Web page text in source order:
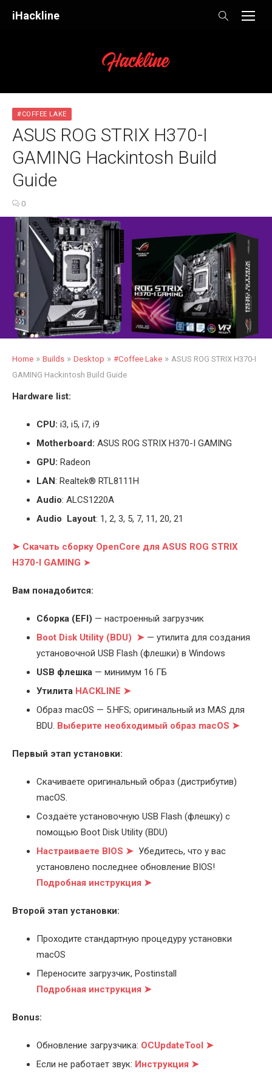
iHackline
#COFFEE LAKE
ASUS ROG STRIX H370-I
GAMING Hackintosh Build
Guide
0
Home » Builds » Desktop » #Coffee Lake » ASUS ROG STRIX H370-I
GAMING Hackintosh Build Guide
Hardware list:
CPU: i3, i5, i7, i9
Motherboard: ASUS ROG STRIX H370-I GAMING
GPU: Radeon
LAN: Realtek® RTL8111H
Audio: ALCS1220A
Audio Layout: 1, 2, 3, 5, 7, 11, 20, 21
➤ Скачать сборку OpenCore для ASUS ROG STRIX
H370-I GAMING ➤
Вам понадобится:
Cборка (EFI) — настроенный загрузчик
Boot Disk Utility (BDU) ➤ — утилита для создания
установочной USB Flash (флешки) в Windows
USB флешка — минимум 16 ГБ
Утилита HACKLINE ➤
Образ macOS — 5.HFS; оригинальный из MAS для
BDU. Выберите необходимый образ macOS ➤
Первый этап установки:
Скачиваете оригинальный образ (дистрибутив)
macOS.
Создаёте установочную USB Flash (флешку) с
помощью Boot Disk Utility (BDU)
Настраиваете BIOS ➤ Убедитесь, что у вас
установлено последнее обновление BIOS!
Подробная инструкция ➤
Второй этап установки:
Проходите стандартную процедуру установки
macOS
Переносите загрузчик, Postinstall
Подробная инструкция ➤
Bonus:
Обновление загрузчика: OCUpdateTool ➤
Если не работает звук: Инструкция ➤